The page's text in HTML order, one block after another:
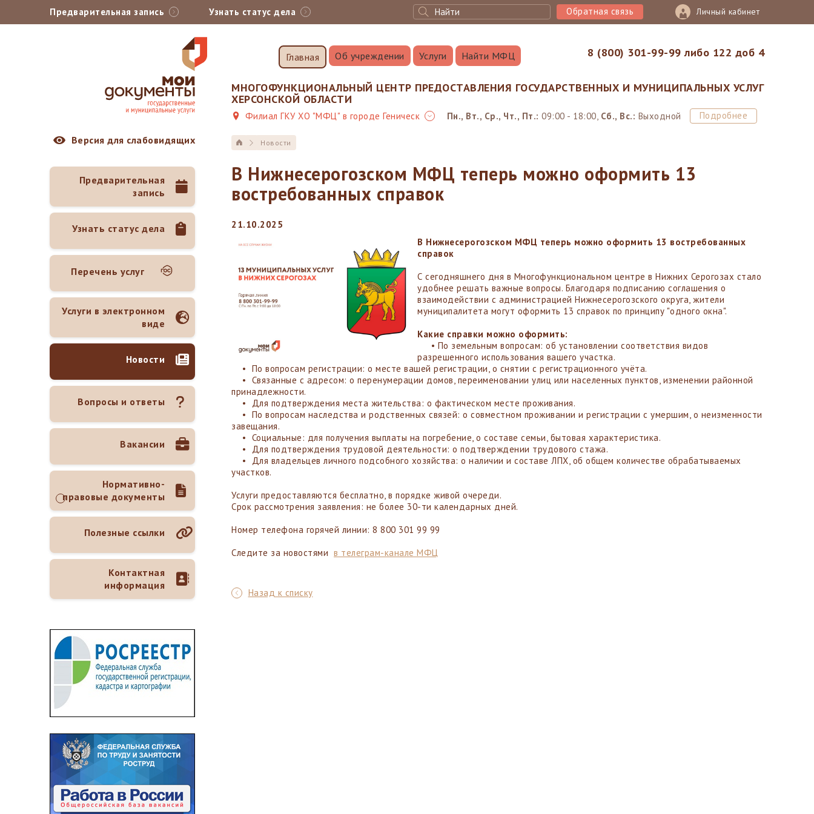
Предварительная запись Узнать статус дела Личный кабинет
8 (800) 301-99-99 либо 122 доб 4
Обратная связь
Главная Об учреждении Услуги Найти МФЦ
МНОГОФУНКЦИОНАЛЬНЫЙ ЦЕНТР ПРЕДОСТАВЛЕНИЯ ГОСУДАРСТВЕННЫХ И МУНИЦИПАЛЬНЫХ УСЛУГ
ХЕРСОНСКОЙ ОБЛАСТИ
Филиал ГКУ ХО "МФЦ" в городе Геническ Пн., Вт., Ср., Чт., Пт.: 09:00 - 18:00, Сб., Вс.: Выходной Подробнее
Версия для слабовидящих
Предварительная
запись
Узнать статус дела
Перечень услуг
Услуги в электронном
виде
Новости
Вопросы и ответы
Вакансии
Нормативно-
правовые документы
Полезные ссылки
Контактная
информация
Новости
В Нижнесерогозском МФЦ теперь можно оформить 13
востребованных справок
21.10.2025
В Нижнесерогозском МФЦ теперь можно оформить 13 востребованных
справок
С сегодняшнего дня в Многофункциональном центре в Нижних Серогозах стало
удобнее решать важные вопросы. Благодаря подписанию соглашения о
взаимодействии с администрацией Нижнесерогозского округа, жители
муниципалитета могут оформить 13 справок по принципу "одного окна".
Какие справки можно оформить:
• По земельным вопросам: об установлении соответствия видов
разрешенного использования вашего участка.
• По вопросам регистрации: о месте вашей регистрации, о снятии с регистрационного учёта.
• Связанные с адресом: о перенумерации домов, переименовании улиц или населенных пунктов, изменении районной
принадлежности.
• Для подтверждения места жительства: о фактическом месте проживания.
• По вопросам наследства и родственных связей: о совместном проживании и регистрации с умершим, о неизменности
завещания.
• Социальные: для получения выплаты на погребение, о составе семьи, бытовая характеристика.
• Для подтверждения трудовой деятельности: о подтверждении трудового стажа.
• Для владельцев личного подсобного хозяйства: о наличии и составе ЛПХ, об общем количестве обрабатываемых
участков.
Услуги предоставляются бесплатно, в порядке живой очереди.
Срок рассмотрения заявления: не более 30-ти календарных дней.
Номер телефона горячей линии: 8 800 301 99 99
Следите за новостями в телеграм-канале МФЦ
Назад к списку